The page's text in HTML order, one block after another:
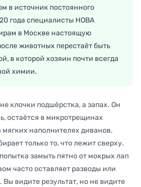
в источник постоянного
года специалисты НОВА
в Москве настоящую
животных перестаёт быть
в которой хозяин почти всегда
химии.
клочки подшёрстка, а запах. Он
остаётся в микротрещинах
наполнителях диванов.
только то, что лежит сверху.
замыть пятно от мокрых лап
часто оставляет разводы или
видите результат, но не видите